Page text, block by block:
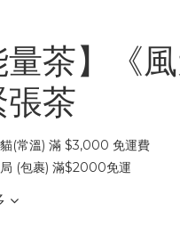
量茶】《
茶
(常溫) 滿 $3,000 免運費
(包裹) 滿$2000免運